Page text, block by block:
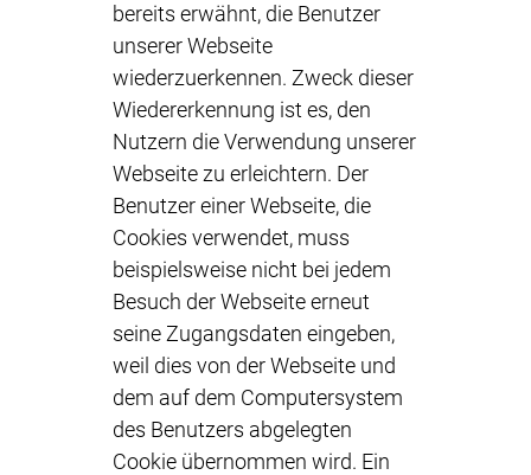
bereits erwähnt, die Benutzer
unserer Webseite
wiederzuerkennen. Zweck dieser
Wiedererkennung ist es, den
Nutzern die Verwendung unserer
Webseite zu erleichtern. Der
Benutzer einer Webseite, die
Cookies verwendet, muss
beispielsweise nicht bei jedem
Besuch der Webseite erneut
seine Zugangsdaten eingeben,
weil dies von der Webseite und
dem auf dem Computersystem
des Benutzers abgelegten
Cookie übernommen wird. Ein